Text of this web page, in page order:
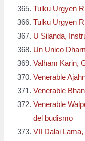
Tulku Urgyen
Tulku Urgyen
U Silanda,
Un Unico
Valham Karin,
Venerable
Venerable
Venerable
del budismo
VII Dalai